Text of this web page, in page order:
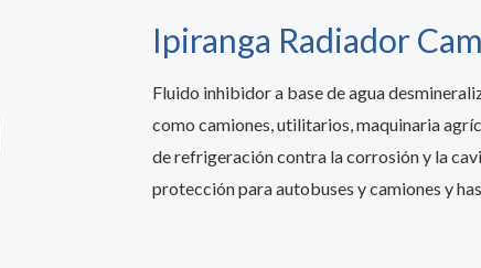
Ipiranga Radiador
Fluido inhibidor a base de agua
como camiones, utilitarios, maquinaria
de refrigeración contra la corrosión y la
protección para autobuses y camiones y